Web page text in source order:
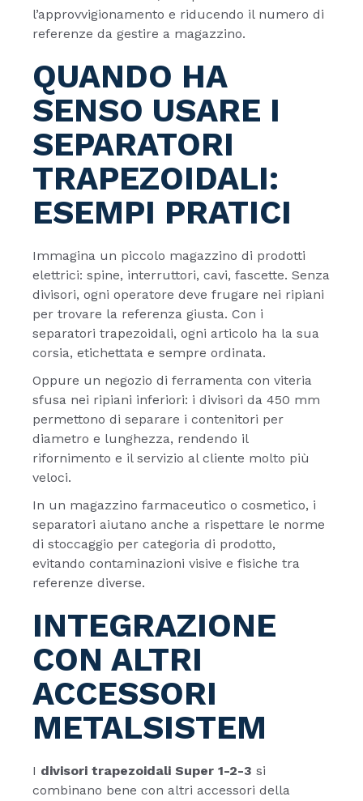
l’approvvigionamento e riducendo il numero di
referenze da gestire a magazzino.
QUANDO HA
SENSO USARE I
SEPARATORI
TRAPEZOIDALI:
ESEMPI PRATICI
Immagina un piccolo magazzino di prodotti
elettrici: spine, interruttori, cavi, fascette. Senza
divisori, ogni operatore deve frugare nei ripiani
per trovare la referenza giusta. Con i
separatori trapezoidali, ogni articolo ha la sua
corsia, etichettata e sempre ordinata.
Oppure un negozio di ferramenta con viteria
sfusa nei ripiani inferiori: i divisori da 450 mm
permettono di separare i contenitori per
diametro e lunghezza, rendendo il
rifornimento e il servizio al cliente molto più
veloci.
In un magazzino farmaceutico o cosmetico, i
separatori aiutano anche a rispettare le norme
di stoccaggio per categoria di prodotto,
evitando contaminazioni visive e fisiche tra
referenze diverse.
INTEGRAZIONE
CON ALTRI
ACCESSORI
METALSISTEM
I divisori trapezoidali Super 1-2-3 si
combinano bene con altri accessori della